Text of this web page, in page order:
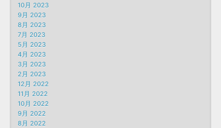
10月 2023
9月 2023
8月 2023
7月 2023
5月 2023
4月 2023
3月 2023
2月 2023
12月 2022
11月 2022
10月 2022
9月 2022
8月 2022